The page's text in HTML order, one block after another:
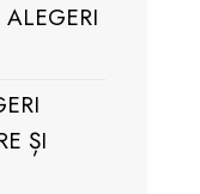
ȘI